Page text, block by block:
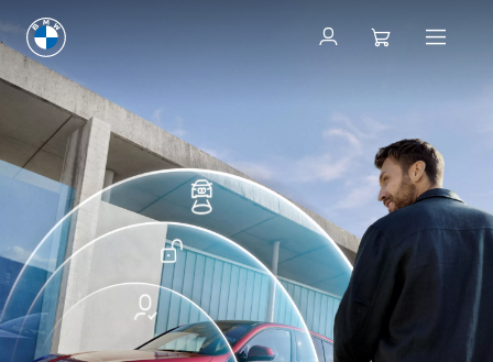
ConnectedDrive’i poodi